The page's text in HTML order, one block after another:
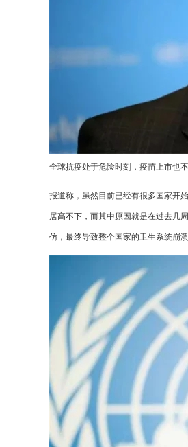
全球抗疫处于危险时刻，疫苗上市也
报道称，虽然目前已经有很多国家开
居高不下，而其中原因就是在过去几
仿，最终导致整个国家的卫生系统崩